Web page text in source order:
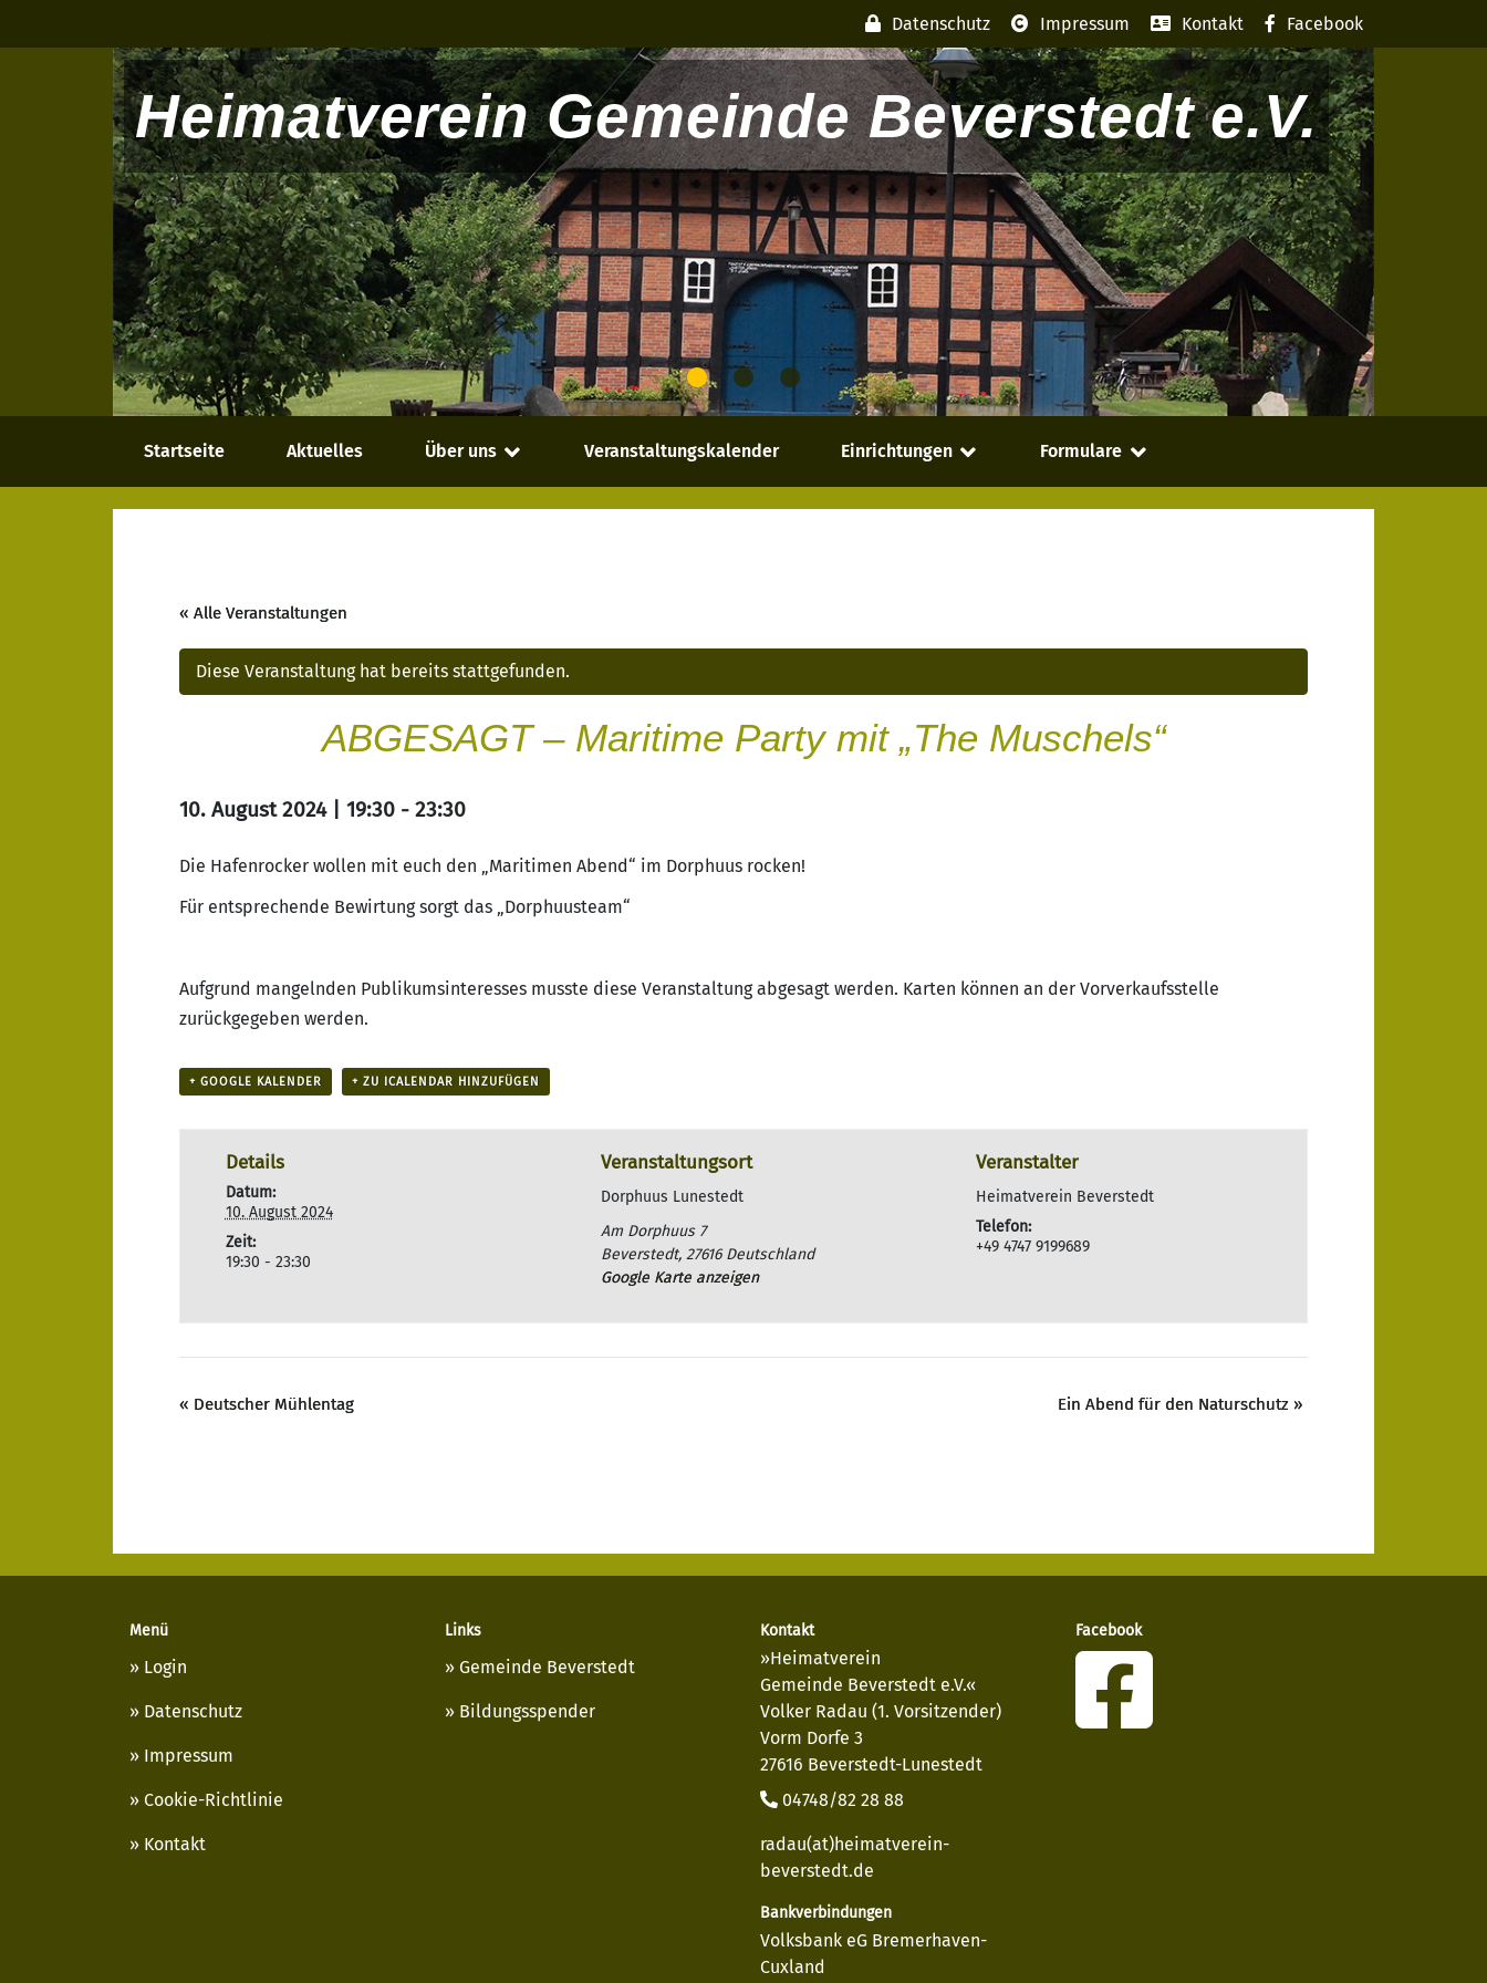
Datenschutz Impressum Kontakt Facebook
Heimatverein Gemeinde Beverstedt e.V.
Startseite Aktuelles Über uns Veranstaltungskalender Einrichtungen Formulare
« Alle Veranstaltungen
Diese Veranstaltung hat bereits stattgefunden.
ABGESAGT – Maritime Party mit „The Muschels“
10. August 2024 | 19:30 - 23:30
Die Hafenrocker wollen mit euch den „Maritimen Abend“ im Dorphuus rocken!
Für entsprechende Bewirtung sorgt das „Dorphuusteam“
Aufgrund mangelnden Publikumsinteresses musste diese Veranstaltung abgesagt werden. Karten können an der Vorverkaufsstelle
zurückgegeben werden.
+ GOOGLE KALENDER + ZU ICALENDAR HINZUFÜGEN
Details
Datum:
10. August 2024
Zeit:
19:30 - 23:30
Veranstaltungsort
Dorphuus Lunestedt
Am Dorphuus 7
Beverstedt, 27616 Deutschland
Google Karte anzeigen
Veranstalter
Heimatverein Beverstedt
Telefon:
+49 4747 9199689
« Deutscher Mühlentag Ein Abend für den Naturschutz »
Menü
Login
Datenschutz
Impressum
Cookie-Richtlinie
Kontakt
Links
Gemeinde Beverstedt
Bildungsspender
Kontakt
»Heimatverein
Gemeinde Beverstedt e.V.«
Volker Radau (1. Vorsitzender)
Vorm Dorfe 3
27616 Beverstedt-Lunestedt
04748/82 28 88
radau(at)heimatverein-
beverstedt.de
Bankverbindungen
Volksbank eG Bremerhaven-
Cuxland
Facebook